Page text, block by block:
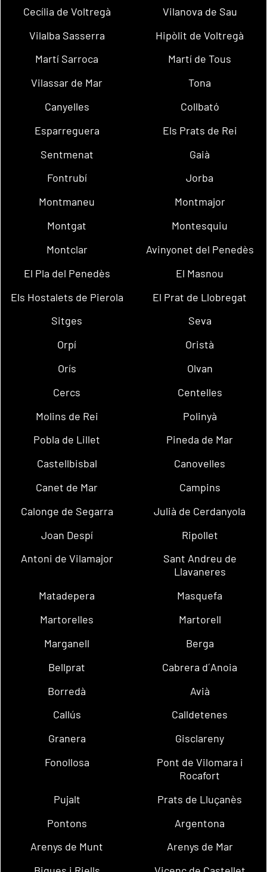
Cecília de Voltregà
Vilanova de Sau
Vilalba Sasserra
Hipòlit de Voltregà
Martí Sarroca
Martí de Tous
Vilassar de Mar
Tona
Canyelles
Collbató
Esparreguera
Els Prats de Rei
Sentmenat
Gaià
Fontrubí
Jorba
Montmaneu
Montmajor
Montgat
Montesquiu
Montclar
Avinyonet del Penedès
El Pla del Penedès
El Masnou
Els Hostalets de Pierola
El Prat de Llobregat
Sitges
Seva
Orpí
Oristà
Orís
Olvan
Cercs
Centelles
Molins de Rei
Polinyà
Pobla de Lillet
Pineda de Mar
Castellbisbal
Canovelles
Canet de Mar
Campins
Calonge de Segarra
Julià de Cerdanyola
Joan Despí
Ripollet
Antoni de Vilamajor
Sant Andreu de
Llavaneres
Matadepera
Masquefa
Martorelles
Martorell
Marganell
Berga
Bellprat
Cabrera d´Anoia
Borredà
Avià
Callús
Calldetenes
Granera
Gisclareny
Fonollosa
Pont de Vilomara i
Rocafort
Pujalt
Prats de Lluçanès
Pontons
Argentona
Arenys de Munt
Arenys de Mar